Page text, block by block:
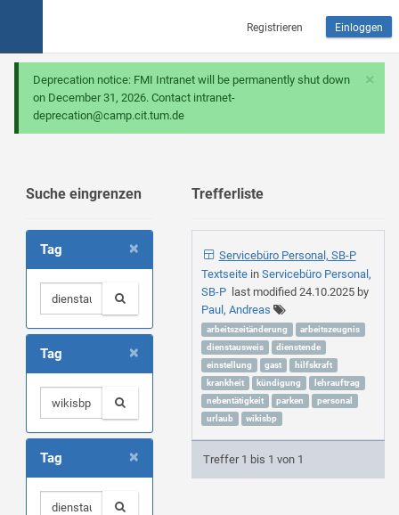
Registrieren Einloggen
×
Deprecation notice: FMI Intranet will be permanently shut down
on December 31, 2026. Contact intranet-
deprecation@camp.cit.tum.de
Suche eingrenzen
×
Tag
×
Tag
×
Tag
Trefferliste
Servicebüro Personal, SB-P
Textseite in Servicebüro Personal,
SB-Plast modified 24.10.2025by
Paul, Andreas
arbeitszeitänderung
arbeitszeugnis
dienstausweis
dienstende
einstellung
gast
hilfskraft
krankheit
kündigung
lehrauftrag
nebentätigkeit
parken
personal
urlaub
wikisbp
Treffer 1 bis 1 von 1